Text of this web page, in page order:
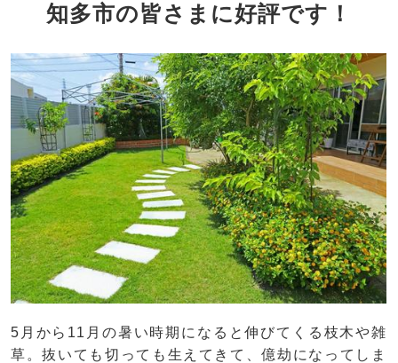
知多市の皆さまに好評です！
5月から11月の暑い時期になると伸びてくる枝木や雑
草。抜いても切っても生えてきて、億劫になってしま